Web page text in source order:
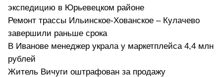
экспедицию в Юрьевецком районе
Ремонт трассы Ильинское-Хованское – Кулачево
завершили раньше срока
В Иванове менеджер украла у маркетплейса 4,4 млн
рублей
Житель Вичуги оштрафован за продажу